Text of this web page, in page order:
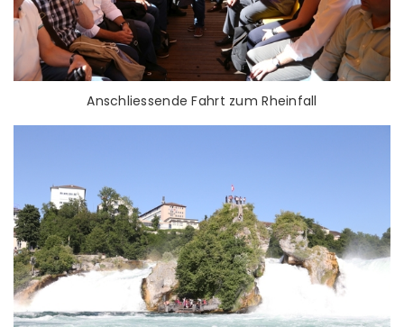
Anschliessende Fahrt zum Rheinfall